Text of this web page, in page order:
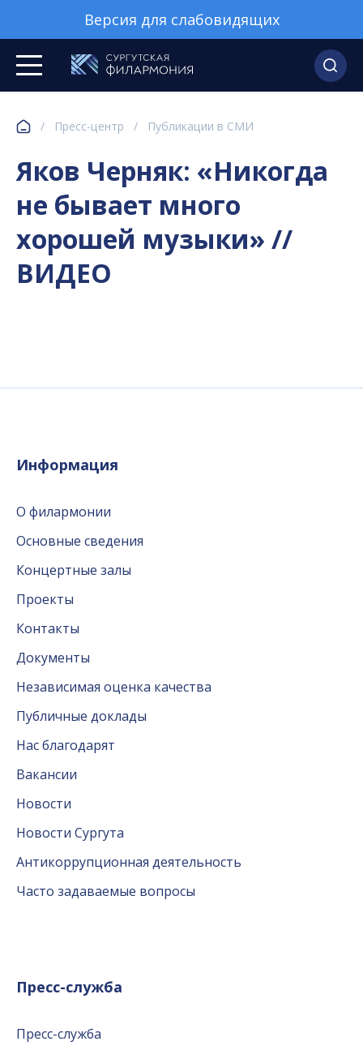
Версия для слабовидящих
/ Пресс-центр / Публикации в СМИ
Яков Черняк: «Никогда
не бывает много
хорошей музыки» //
ВИДЕО
Информация
О филармонии
Основные сведения
Концертные залы
Проекты
Контакты
Документы
Независимая оценка качества
Публичные доклады
Нас благодарят
Вакансии
Новости
Новости Сургута
Антикоррупционная деятельность
Часто задаваемые вопросы
Пресс-служба
Пресс-служба